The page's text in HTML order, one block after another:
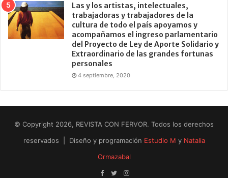
Las y los artistas, intelectuales,
trabajadoras y trabajadores de la
cultura de todo el país apoyamos y
acompañamos el ingreso parlamentario
del Proyecto de Ley de Aporte Solidario y
Extraordinario de las grandes fortunas
personales
4 septiembre, 2020
© Copyright 2026, REVISTA CON FERVOR. Todos los derechos
reservados | Diseño y programación Estudio M y Natalia
Ormazabal